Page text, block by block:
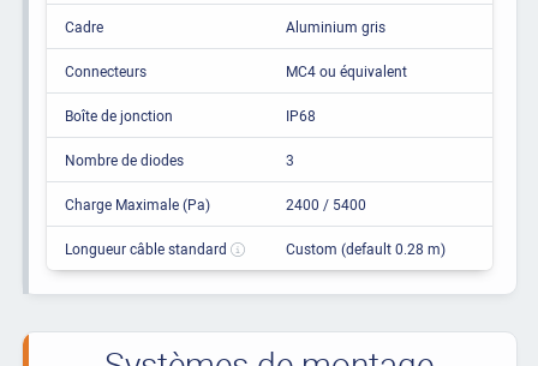
Cadre Aluminium gris
Connecteurs MC4 ou équivalent
Boîte de jonction IP68
Nombre de diodes 3
Charge Maximale (Pa) 2400 / 5400
Longueur câble standard Custom (default 0.28 m)